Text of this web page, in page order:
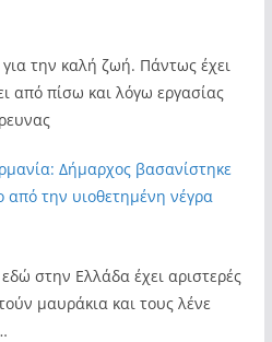
την καλή ζωή. Πάντως έχει
από πίσω και λόγω εργασίας
Δήμαρχος βασανίστηκε
από την υιοθετημένη νέγρα
στην Ελλάδα έχει αριστερές
μαυράκια και τους λένε